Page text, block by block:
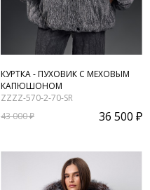
КУРТКА - ПУХОВИК С МЕХОВЫМ
КАПЮШОНОМ
ZZZZ-570-2-70-SR
43 000 ₽
36 500 ₽